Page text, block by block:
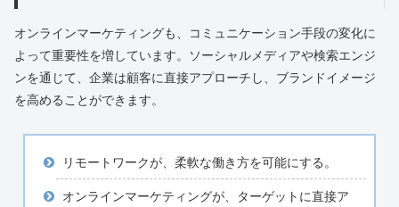
オンラインマーケティングも、コミュニケーション手段の変化に
よって重要性を増しています。ソーシャルメディアや検索エンジ
ンを通じて、企業は顧客に直接アプローチし、ブランドイメージ
を高めることができます。
リモートワークが、柔軟な働き方を可能にする。
オンラインマーケティングが、ターゲットに直接ア